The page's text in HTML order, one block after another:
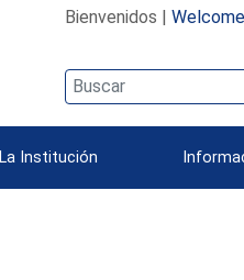
Bienvenidos | Welcome
La Institución